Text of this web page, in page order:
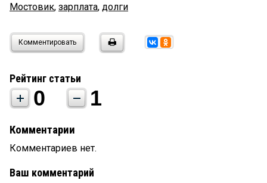
Мостовик, зарплата, долги
Комментировать
Рейтинг статьи
0 1
Комментарии
Комментариев нет.
Ваш комментарий